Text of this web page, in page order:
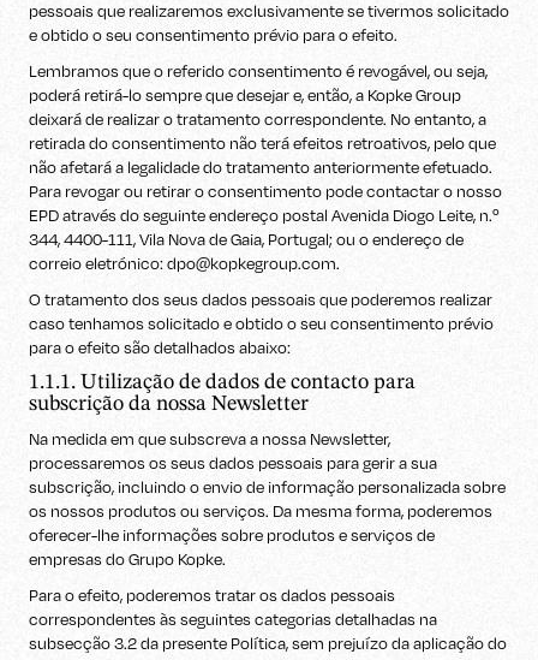
pessoais que realizaremos exclusivamente se tivermos solicitado
e obtido o seu consentimento prévio para o efeito.
Lembramos que o referido consentimento é revogável, ou seja,
poderá retirá-lo sempre que desejar e, então, a Kopke Group
deixará de realizar o tratamento correspondente. No entanto, a
retirada do consentimento não terá efeitos retroativos, pelo que
não afetará a legalidade do tratamento anteriormente efetuado.
Para revogar ou retirar o consentimento pode contactar o nosso
EPD através do seguinte endereço postal Avenida Diogo Leite, n.º
344, 4400-111, Vila Nova de Gaia, Portugal; ou o endereço de
correio eletrónico: dpo@kopkegroup.com.
O tratamento dos seus dados pessoais que poderemos realizar
caso tenhamos solicitado e obtido o seu consentimento prévio
para o efeito são detalhados abaixo:
1.1.1. Utilização de dados de contacto para
subscrição da nossa Newsletter
Na medida em que subscreva a nossa Newsletter,
processaremos os seus dados pessoais para gerir a sua
subscrição, incluindo o envio de informação personalizada sobre
os nossos produtos ou serviços. Da mesma forma, poderemos
oferecer-lhe informações sobre produtos e serviços de
empresas do Grupo Kopke.
Para o efeito, poderemos tratar os dados pessoais
correspondentes às seguintes categorias detalhadas na
subsecção 3.2 da presente Política, sem prejuízo da aplicação do